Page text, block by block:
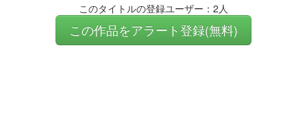
このタイトルの登録ユーザー：2人
この作品をアラート登録(無料)